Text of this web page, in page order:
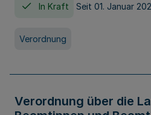
In Kraft Seit 01. Januar
Verordnung
Verordnung über die